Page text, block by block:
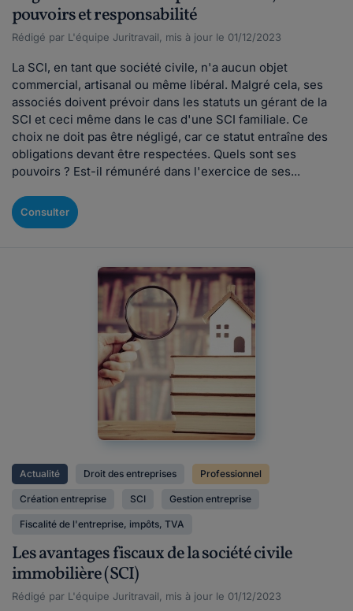
pouvoirs et responsabilité
Rédigé par L'équipe Juritravail, mis à jour le 01/12/2023
La SCI, en tant que société civile, n'a aucun objet
commercial, artisanal ou même libéral. Malgré cela, ses
associés doivent prévoir dans les statuts un gérant de la
SCI et ceci même dans le cas d'une SCI familiale. Ce
choix ne doit pas être négligé, car ce statut entraîne des
obligations devant être respectées. Quels sont ses
pouvoirs ? Est-il rémunéré dans l'exercice de ses...
Consulter
Actualité Droit des entreprises Professionnel
Création entreprise SCI Gestion entreprise
Fiscalité de l'entreprise, impôts, TVA
Les avantages fiscaux de la société civile
immobilière (SCI)
Rédigé par L'équipe Juritravail, mis à jour le 01/12/2023